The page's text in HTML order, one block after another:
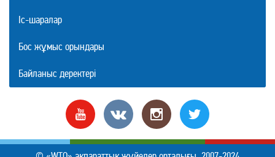
Іс-шаралар
Бос жұмыс орындары
Байланыс деректері